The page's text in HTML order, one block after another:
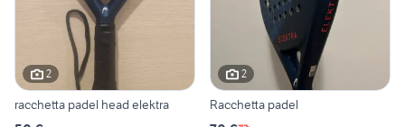
2
racchetta padel head elektra
2
Racchetta padel